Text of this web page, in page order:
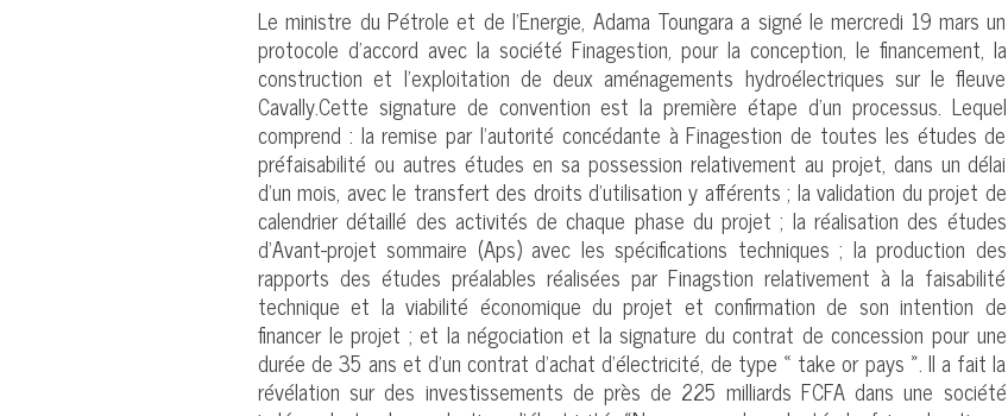
Le ministre du Pétrole et de l’Energie, Adama Toungara a signé le mercredi 19 mars un
protocole d’accord avec la société Finagestion, pour la conception, le financement, la
construction et l’exploitation de deux aménagements hydroélectriques sur le fleuve
Cavally.Cette signature de convention est la première étape d’un processus. Lequel
comprend : la remise par l’autorité concédante à Finagestion de toutes les études de
préfaisabilité ou autres études en sa possession relativement au projet, dans un délai
d’un mois, avec le transfert des droits d’utilisation y afférents ; la validation du projet de
calendrier détaillé des activités de chaque phase du projet ; la réalisation des études
d’Avant-projet sommaire (Aps) avec les spécifications techniques ; la production des
rapports des études préalables réalisées par Finagstion relativement à la faisabilité
technique et la viabilité économique du projet et confirmation de son intention de
financer le projet ; et la négociation et la signature du contrat de concession pour une
durée de 35 ans et d’un contrat d’achat d’électricité, de type « take or pays ». Il a fait la
révélation sur des investissements de près de 225 milliards FCFA dans une société